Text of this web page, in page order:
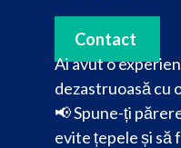
Contact
Ai avut o
dezastruoasă cu
📢 Spune-ți
evite țepele și să